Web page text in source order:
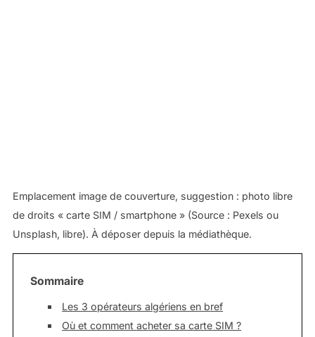
Emplacement image de couverture, suggestion : photo libre
de droits « carte SIM / smartphone » (Source : Pexels ou
Unsplash, libre). À déposer depuis la médiathèque.
Sommaire
Les 3 opérateurs algériens en bref
Où et comment acheter sa carte SIM ?